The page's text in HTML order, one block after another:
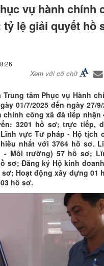
vụ hành chính
tỷ lệ giải quyết hồ
Xem với cỡ chữ
Trung tâm Phục vụ Hành
01/7/2025 đến ngày 27/
chính công xã đã tiếp nhận
3201 hồ sơ; trực tiếp,
vực Tư pháp - Hộ tịch
nhất với 3764 hồ sơ.
- Môi trường) 57 hồ sơ;
sơ; Đăng ký Hộ kinh
sơ; Hoạt động xây dựng 01
hồ sơ.